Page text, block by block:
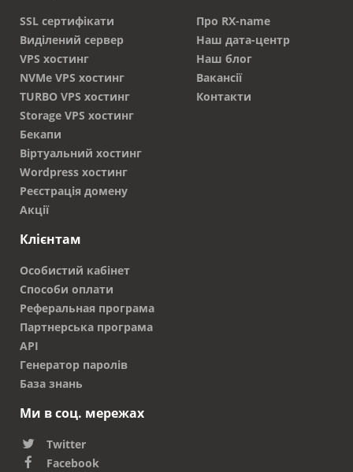
SSL сертифікати
Виділений сервер
VPS хостинг
NVMe VPS хостинг
TURBO VPS хостинг
Storage VPS хостинг
Бекапи
Віртуальний хостинг
Wordpress хостинг
Реєстрація домену
Акції
Про RX-name
Наш дата-центр
Наш блог
Вакансії
Контакти
Клієнтам
Особистий кабінет
Способи оплати
Реферальная програма
Партнерська програма
API
Генератор паролів
База знань
Ми в соц. мережах
Twitter
Facebook